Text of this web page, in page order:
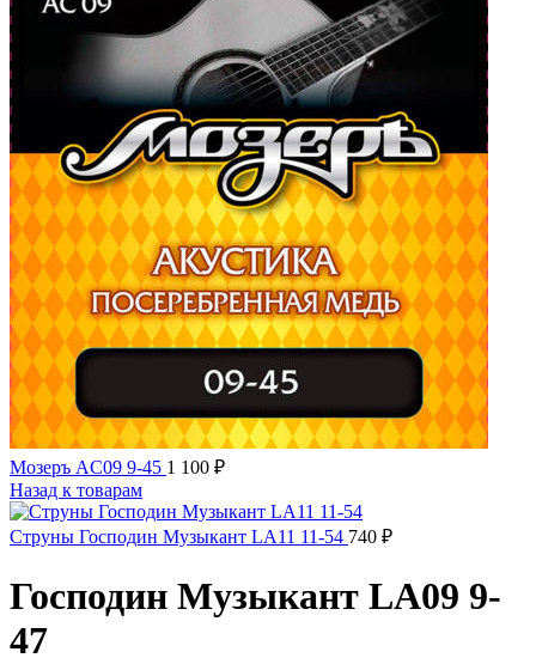
Мозеръ AC09 9-45 1 100 ₽
Назад к товарам
Струны Господин Музыкант LA11 11-54 740 ₽
Господин Музыкант LA09 9-
47